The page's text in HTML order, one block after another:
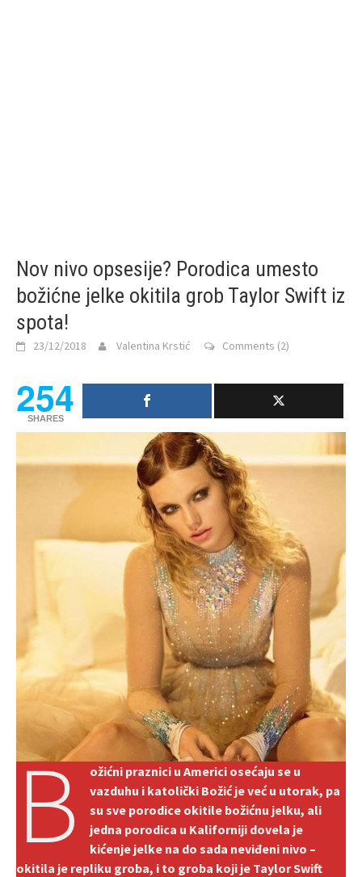
Nov nivo opsesije? Porodica umesto
božićne jelke okitila grob Taylor Swift iz
spota!
23/12/2018 Valentina Krstić Comments (2)
254
SHARES
B
ožićni praznici u Americi osećaju se u
vazduhu i katolički Božić je već u utorak, pa
su sve porodice okitile božićnu jelku, ali
jedna porodica u Kaliforniji dovela je
kićenje jelke na do sada neviđeni nivo –
okitila je repliku groba, i to groba koji je Taylor Swift